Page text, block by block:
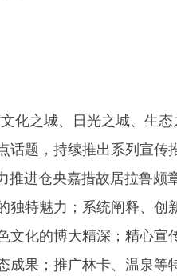
化之城、日光之城、生态
话题，持续推出系列宣传
推进仓央嘉措故居拉鲁颇
特魅力；系统阐释、创
文化的博大精深；精心宣
成果；推广林卡、温泉等